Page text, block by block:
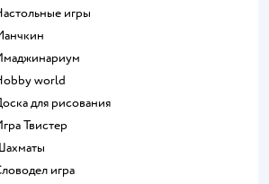
Настольные игры
Манчкин
Имаджинариум
Hobby world
Доска для рисования
Игра Твистер
Шахматы
Словодел игра